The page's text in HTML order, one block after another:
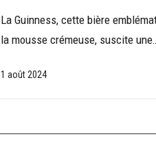
La Guinness, cette bière
la mousse crémeuse, suscite
1 août 2024